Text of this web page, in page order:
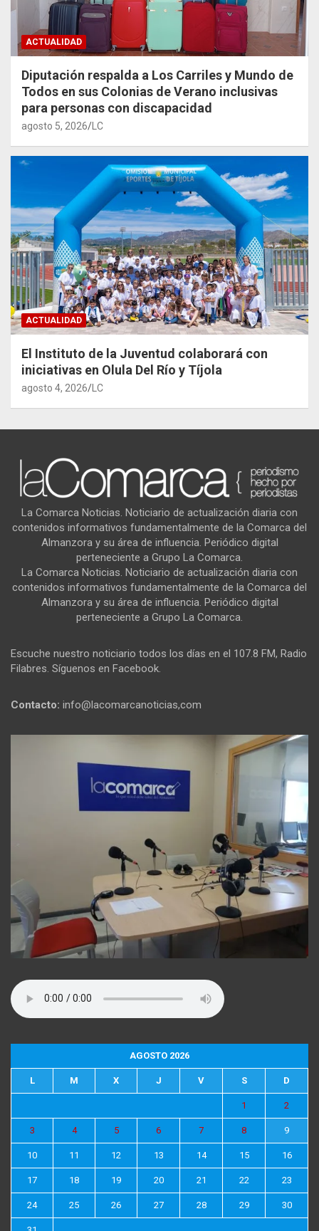
ACTUALIDAD
Diputación respalda a Los Carriles y Mundo de
Todos en sus Colonias de Verano inclusivas
para personas con discapacidad
agosto 5, 2026 LC
ACTUALIDAD
El Instituto de la Juventud colaborará con
iniciativas en Olula Del Río y Tíjola
agosto 4, 2026 LC
La Comarca Noticias. Noticiario de actualización diaria con
contenidos informativos fundamentalmente de la Comarca del
Almanzora y su área de influencia. Periódico digital
perteneciente a Grupo La Comarca.
La Comarca Noticias. Noticiario de actualización diaria con
contenidos informativos fundamentalmente de la Comarca del
Almanzora y su área de influencia. Periódico digital
perteneciente a Grupo La Comarca.
Escuche nuestro noticiario todos los días en el 107.8 FM, Radio
Filabres. Síguenos en Facebook.
Contacto: info@lacomarcanoticias,com
AGOSTO 2026
L M X J V S D
1 2
3 4 5 6 7 8 9
10 11 12 13 14 15 16
17 18 19 20 21 22 23
24 25 26 27 28 29 30